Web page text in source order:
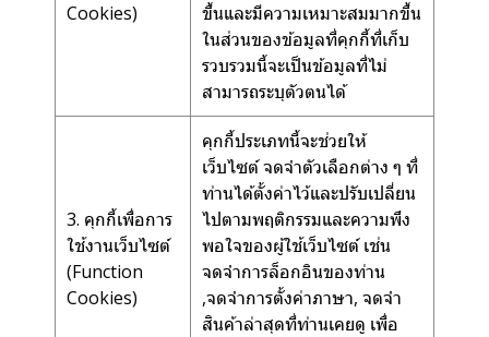
Cookies)
ขึ้นและมีความเหมาะสมมากขึ้น
ในส่วนของข้อมูลที่คุกกี้ที่เก็บ
รวบรวมนี้จะเป็นข้อมูลที่ไม่
สามารถระบุตัวตนได้
3. คุกกี้เพื่อการ
ใช้งานเว็บไซต์
(Function
Cookies)
คุกกี้ประเภทนี้จะช่วยให้
เว็บไซต์ จดจำตัวเลือกต่าง ๆ ที่
ท่านได้ตั้งค่าไว้และปรับเปลี่ยน
ไปตามพฤติกรรมและความพึง
พอใจของผู้ใช้เว็บไซต์ เช่น
จดจำการล็อกอินของท่าน
,จดจำการตั้งค่าภาษา, จดจำ
สินค้าล่าสุดที่ท่านเคยดู เพื่อ